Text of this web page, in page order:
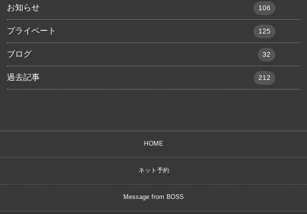
お知らせ 106
プライベート 125
ブログ 32
過去記事 212
HOME
ネット予約
Message from BOSS